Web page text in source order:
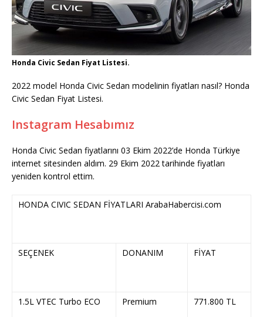
Honda Civic Sedan Fiyat Listesi.
2022 model Honda Civic Sedan modelinin fiyatları nasıl? Honda
Civic Sedan Fiyat Listesi.
Instagram Hesabımız
Honda Civic Sedan fiyatlarını 03 Ekim 2022’de Honda Türkiye
internet sitesinden aldım. 29 Ekim 2022 tarihinde fiyatları
yeniden kontrol ettim.
HONDA CIVIC SEDAN FİYATLARI ArabaHabercisi.com
SEÇENEK DONANIM FİYAT
1.5L VTEC Turbo ECO Premium 771.800 TL